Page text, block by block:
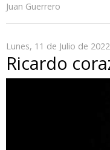
Juan Guerrero
Lunes, 11 de Julio de 2022
Ricardo